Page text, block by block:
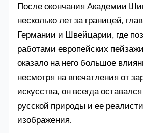
После окончания Академии
несколько лет за границей,
Германии и Швейцарии, где
работами европейских
оказало на него большое
несмотря на впечатления от
искусства, он всегда
русской природы и ее
изображения.